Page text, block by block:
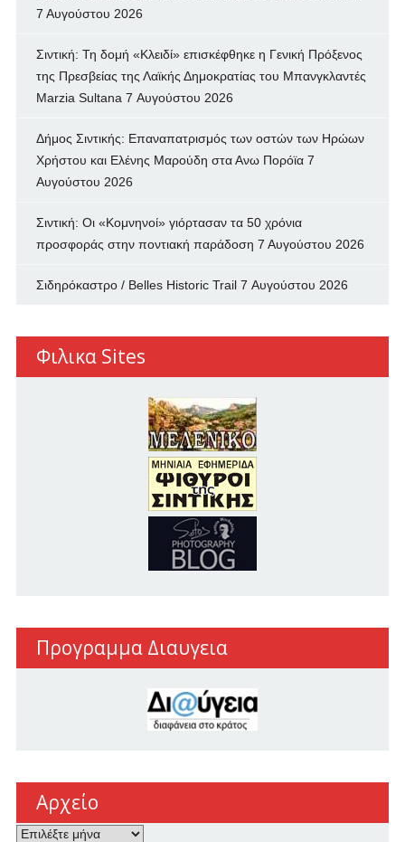
7 Αυγούστου 2026
Σιντική: Τη δομή «Κλειδί» επισκέφθηκε η Γενική Πρόξενος
της Πρεσβείας της Λαϊκής Δημοκρατίας του Μπανγκλαντές
Marzia Sultana 7 Αυγούστου 2026
Δήμος Σιντικής: Επαναπατρισμός των oστών των Ηρώων
Χρήστου και Ελένης Μαρούδη στα Ανω Πορόϊα 7
Αυγούστου 2026
Σιντική: Οι «Κομνηνοί» γιόρτασαν τα 50 χρόνια
προσφοράς στην ποντιακή παράδοση 7 Αυγούστου 2026
Σιδηρόκαστρο / Belles Historic Trail 7 Αυγούστου 2026
Φιλικα Sites
Προγραμμα Διαυγεια
Αρχείο
Αρχείο